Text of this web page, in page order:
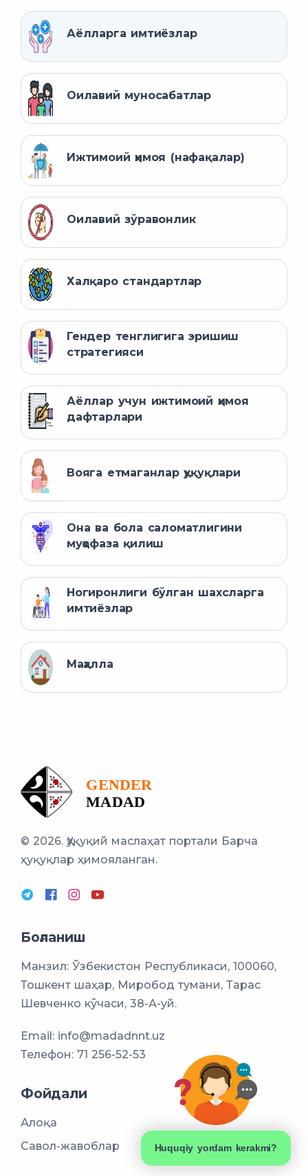
Аёлларга имтиёзлар
Оилавий муносабатлар
Ижтимоий ҳимоя (нафақалар)
Оилавий зўравонлик
Халқаро стандартлар
Гендер тенглигига эришиш
стратегияси
Аёллар учун ижтимоий ҳимоя
дафтарлари
Вояга етмаганлар ҳуқуқлари
Она ва бола саломатлигини
муҳофаза қилиш
Ногиронлиги бўлган шахсларга
имтиёзлар
Маҳалла
© 2026. Ҳуқуқий маслаҳат портали Барча
ҳуқуқлар ҳимояланган.
Боғланиш
Манзил: Ўзбекистон Республикаси, 100060,
Тошкент шаҳар, Миробод тумани, Тарас
Шевченко кўчаси, 38-А-уй.
Email: info@madadnnt.uz
Телефон: 71 256-52-53
Фойдали
Алоқа
Савол-жавоблар
Huquqiy yordam kerakmi?